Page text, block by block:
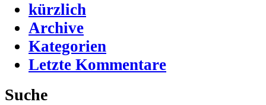
kürzlich
Archive
Kategorien
Letzte Kommentare
Suche